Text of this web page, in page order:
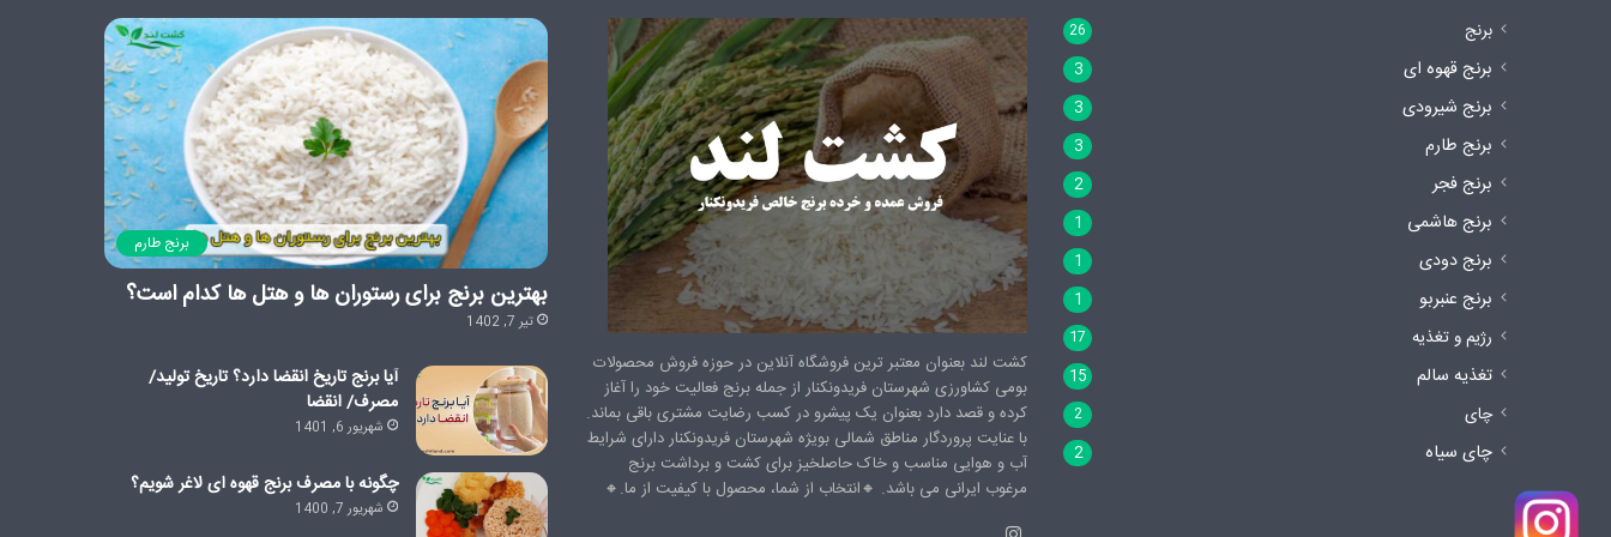
برنج 26
برنج قهوه ای 3
برنج شیرودی 3
برنج طارم 3
برنج فجر 2
برنج هاشمی 1
برنج دودی 1
برنج عنبربو 1
رژیم و تغذیه 17
تغذیه سالم 15
چای 2
چای سیاه 2
کشت لند بعنوان معتبر ترین فروشگاه آنلاین در حوزه فروش محصولات
بومی کشاورزی شهرستان فریدونکنار از جمله برنج فعالیت خود را آغاز
کرده و قصد دارد بعنوان یک پیشرو در کسب رضایت مشتری باقی بماند.
با عنایت پروردگار مناطق شمالی بویژه شهرستان فریدونکنار دارای شرایط
آب و هوایی مناسب و خاک حاصلخیز برای کشت و برداشت برنج
مرغوب ایرانی می باشد. 🔸️انتخاب از شما، محصول با کیفیت از ما.🔸️
برنج طارم
بهترین برنج برای رستوران ها و هتل ها کدام است؟
تیر 7, 1402
آیا برنج تاریخ انقضا دارد؟ تاریخ تولید/
مصرف/ انقضا
شهریور 6, 1401
چگونه با مصرف برنج قهوه ای لاغر شویم؟
شهریور 7, 1400